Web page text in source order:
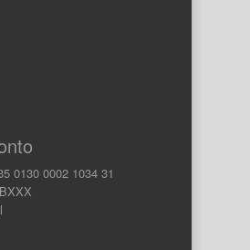
0130 0002 1034 31